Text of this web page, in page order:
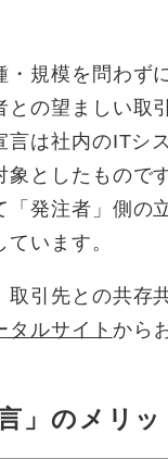
規模を問わず
との望ましい取
は社内のITシ
としたものです
発注者」側の
います。
引先との共存
タルサイト から
」のメリッ